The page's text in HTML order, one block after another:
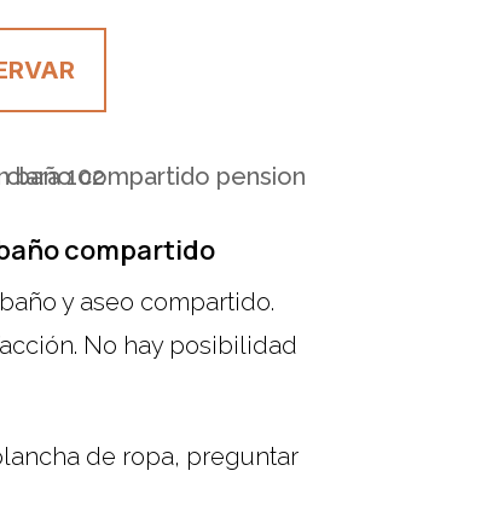
compartido
y aseo compartido.
No hay posibilidad
de ropa, preguntar